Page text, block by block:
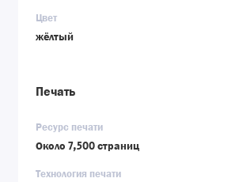
Цвет
жёлтый
Печать
Ресурс печати
Около 7,500 страниц
Технология печати